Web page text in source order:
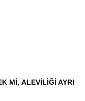
Mİ, ALEVİLİĞİ AYRI